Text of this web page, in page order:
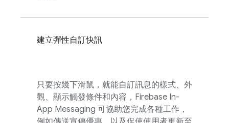
建立彈性自訂快訊
只要按幾下滑鼠，就能自訂訊息的樣式、外
觀、顯示觸發條件和內容， Firebase In-
App Messaging 可協助您完成各種工作，